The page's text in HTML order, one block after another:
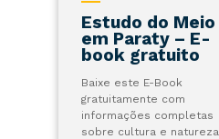
Estudo do Meio
em Paraty – E-
book gratuito
Baixe este E-Book
gratuitamente com
informações completas
sobre cultura e natureza